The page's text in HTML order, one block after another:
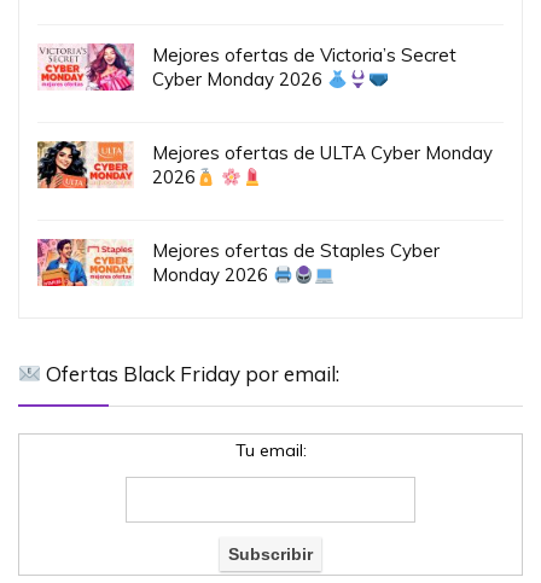
Mejores ofertas de Victoria’s Secret
Cyber Monday 2026
Mejores ofertas de ULTA Cyber Monday
2026
Mejores ofertas de Staples Cyber
Monday 2026
Ofertas Black Friday por email:
Tu email: